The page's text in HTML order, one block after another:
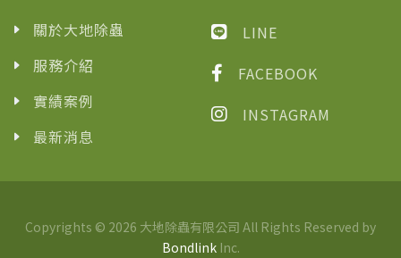
關於大地除蟲
服務介紹
實績案例
最新消息
LINE
FACEBOOK
INSTAGRAM
Copyrights © 2026 大地除蟲有限公司 All Rights Reserved by
BondlinkInc.